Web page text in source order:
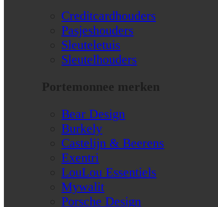
Creditcardhouders
Pasjeshouders
Sleuteletuis
Sleutelhouders
Portemonnee merken
Bear Design
Burkely
Castelijn & Beerens
Exentri
LouLou Essentiels
Mywalit
Porsche Design